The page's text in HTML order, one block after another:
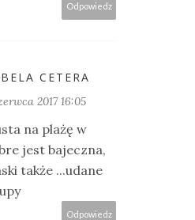
Odpowiedz
CETERA
2017 16:05
na plażę w
jest bajeczna,
także ...udane
Odpowiedz